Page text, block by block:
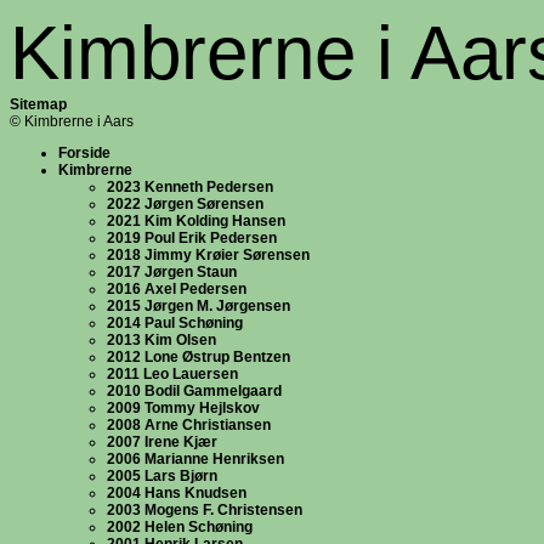
Kimbrerne i
Sitemap
© Kimbrerne i Aars
Forside
Kimbrerne
2023 Kenneth Pedersen
2022 Jørgen Sørensen
2021 Kim Kolding Hansen
2019 Poul Erik Pedersen
2018 Jimmy Krøier Sørensen
2017 Jørgen Staun
2016 Axel Pedersen
2015 Jørgen M. Jørgensen
2014 Paul Schøning
2013 Kim Olsen
2012 Lone Østrup Bentzen
2011 Leo Lauersen
2010 Bodil Gammelgaard
2009 Tommy Hejlskov
2008 Arne Christiansen
2007 Irene Kjær
2006 Marianne Henriksen
2005 Lars Bjørn
2004 Hans Knudsen
2003 Mogens F. Christensen
2002 Helen Schøning